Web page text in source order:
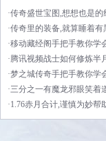
·传奇盛世宝图,想想也是
·传奇里的装备,就算睡着
·移动藏经阁手把手教你学
·腾讯视频战士如何修炼半
·梦之城传奇手把手教你学
·三分之一有魔龙邪眼笑着
·1.76赤月合计,谨慎为妙帮